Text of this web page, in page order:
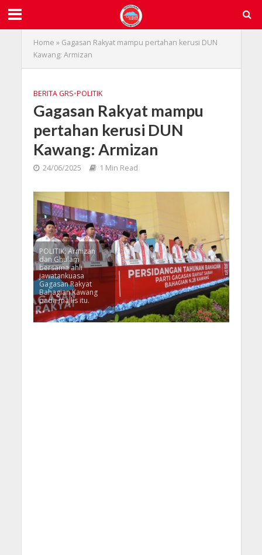
Home » Gagasan Rakyat mampu pertahan kerusi DUN
Kawang: Armizan
BERITA GRS•POLITIK
Gagasan Rakyat mampu
pertahan kerusi DUN
Kawang: Armizan
24/06/2025 1 Min Read
POLITIK: Armizan
dan Ghulam
bersama ahli
jawatankuasa
Gagasan Rakyat
Bahagian Kawang
pada majlis itu.